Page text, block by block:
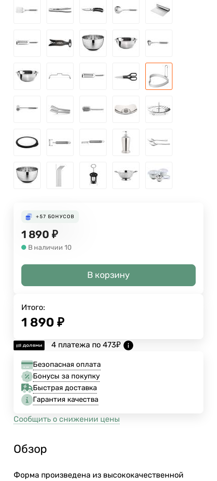
+57 БОНУСОВ
1 890 ₽
В наличии 10
В корзину
Итого:
1 890 ₽
4 платежа по 473₽
Безопасная оплата
Бонусы за покупку
Быстрая доставка
Гарантия качества
Сообщить о снижении цены
Обзор
Форма произведена из высококачественной